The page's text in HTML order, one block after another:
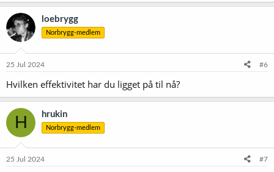
a
k
s
j
o
e
:
loebrygg
Norbrygg-medlem
25 Jul 2024 #6
Hvilken effektivitet har du ligget på til nå?
H hrukin
Norbrygg-medlem
25 Jul 2024 #7